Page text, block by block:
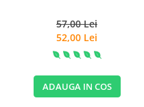
57,00 Lei
52,00 Lei
ADAUGA IN COS